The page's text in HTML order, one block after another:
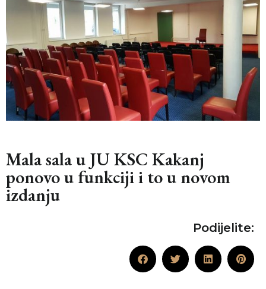
Mala sala u JU KSC Kakanj
ponovo u funkciji i to u novom
izdanju
Podijelite: